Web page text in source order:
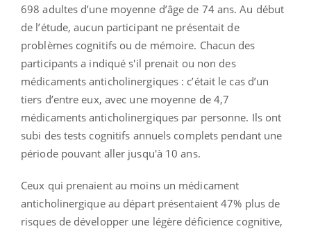
698 adultes d’une moyenne d’âge de 74 ans. Au début
de l’étude, aucun participant ne présentait de
problèmes cognitifs ou de mémoire. Chacun des
participants a indiqué s'il prenait ou non des
médicaments anticholinergiques : c’était le cas d’un
tiers d’entre eux, avec une moyenne de 4,7
médicaments anticholinergiques par personne. Ils ont
subi des tests cognitifs annuels complets pendant une
période pouvant aller jusqu'à 10 ans.
Ceux qui prenaient au moins un médicament
anticholinergique au départ présentaient 47% plus de
risques de développer une légère déficience cognitive,